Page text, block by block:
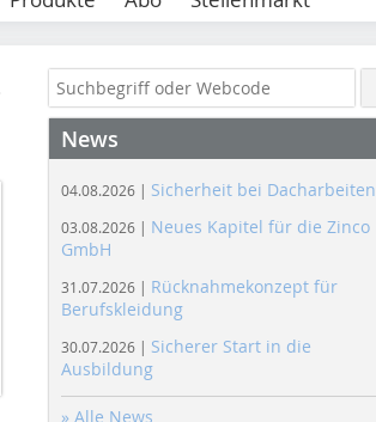
News
04.08.2026 | Sicherheit bei Dacharbeiten
03.08.2026 | Neues Kapitel für die Zinco
GmbH
31.07.2026 | Rücknahmekonzept für
Berufskleidung
30.07.2026 | Sicherer Start in die
Ausbildung
» Alle News